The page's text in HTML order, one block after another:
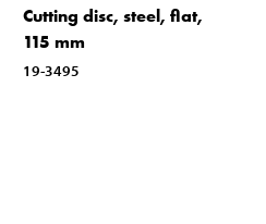
Cutting disc, steel, flat,
115 mm
19-3495